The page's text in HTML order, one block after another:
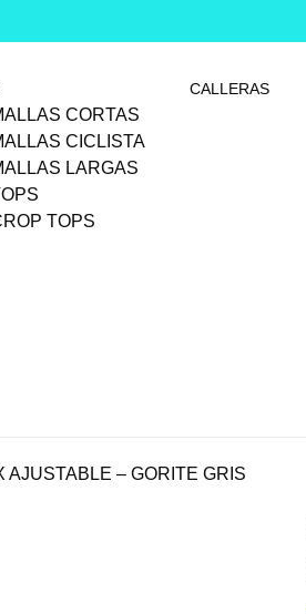
CORTAS
CICLISTA
LARGAS
TOPS
CALLERAS
AJUSTABLE – GORITE GRIS